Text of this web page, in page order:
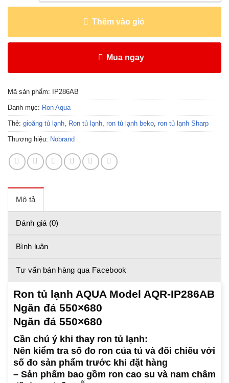
Thêm vào giỏ
Mua ngay
Mã sản phẩm: IP286AB
Danh mục: Ron Aqua
Thẻ: gioăng tủ lạnh Ron tủ lạnh ron tủ lạnh beko ron tủ lạnh Sharp
Thương hiệu: Nobrand
Mô tả
Đánh giá (0)
Bình luận
Tư vấn bán hàng qua Facebook
Ron tủ lạnh AQUA Model AQR-IP286AB
Ngăn đá 550×680
Ngăn đá 550×680
Cần chú ý khi thay ron tủ lạnh:
Nên kiểm tra số đo ron của tủ và đối chiếu với
số đo sản phẩm trước khi đặt hàng
– Sản phẩm bao gồm ron cao su và nam châm